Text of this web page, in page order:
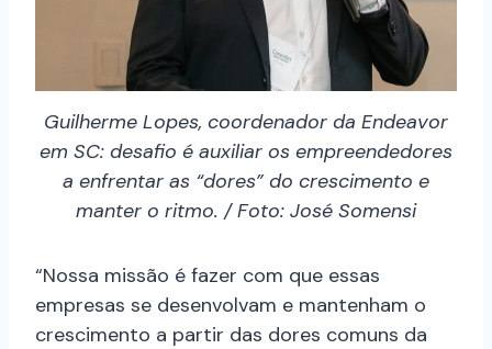
Guilherme Lopes, coordenador da Endeavor
em SC: desafio é auxiliar os empreendedores
a enfrentar as “dores” do crescimento e
manter o ritmo. / Foto: José Somensi
“Nossa missão é fazer com que essas
empresas se desenvolvam e mantenham o
crescimento a partir das dores comuns da